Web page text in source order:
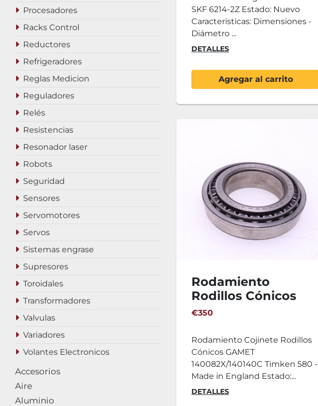
Procesadores
Racks Control
Reductores
Refrigeradores
Reglas Medicion
Reguladores
Relés
Resistencias
Resonador laser
Robots
Seguridad
Sensores
Servomotores
Servos
Sistemas engrase
Supresores
Toroidales
Transformadores
Valvulas
Variadores
Volantes Electronicos
Accesorios
Aire
Aluminio
SKF 6214-2Z Estado: Nuevo
Características: Dimensiones -
Diámetro ...
DETALLES
Agregar al carrito
Rodamiento
Rodillos Cónicos
GAMET
€350
Rodamiento Cojinete Rodillos
Cónicos GAMET
140082X/140140C Timken 580 -
Made in England Estado:...
DETALLES